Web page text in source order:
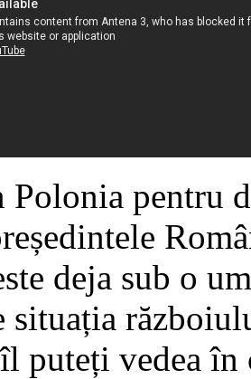
Polonia pentru
deja sub o
situația
puteți vedea în